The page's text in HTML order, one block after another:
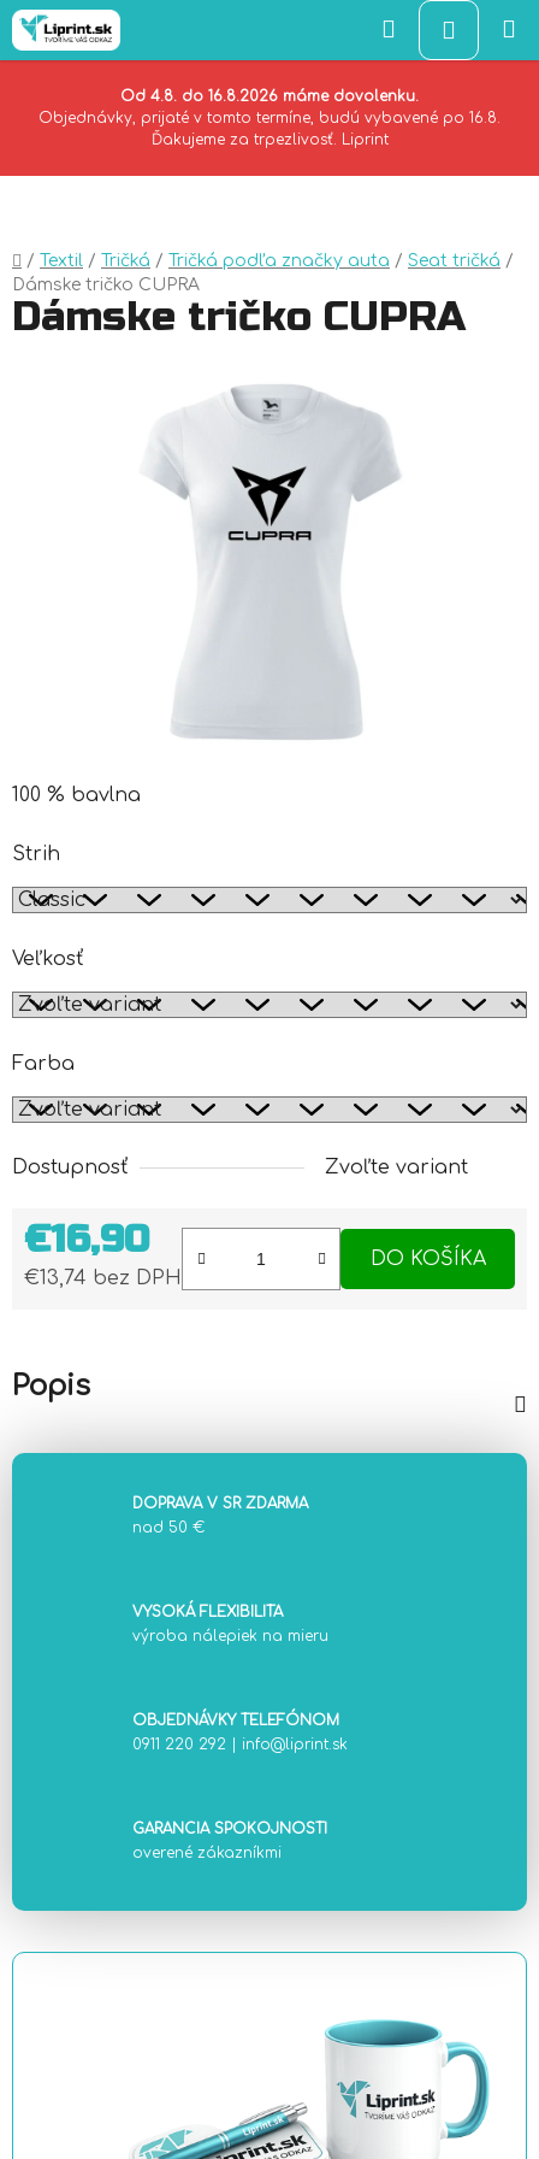
Od 4.8. do 16.8.2026 máme dovolenku.
Objednávky, prijaté v tomto termíne, budú vybavené po 16.8.
Ďakujeme za trpezlivosť. Liprint
Hľadať
KOŠÍK
Domov
/ Textil / Tričká / Tričká podľa značky auta / Seat tričká /
Dámske tričko CUPRA
100 % bavlna
Strih
Veľkosť
Farba
Dostupnosť Zvoľte variant
€16,90
€13,74 bez DPH
DO KOŠÍKA
Dámske tričko CUPRA
Popis
DOPRAVA V SR ZDARMA
nad 50 €
VYSOKÁ FLEXIBILITA
výroba nálepiek na mieru
OBJEDNÁVKY TELEFÓNOM
0911 220 292
info@liprint.sk
GARANCIA SPOKOJNOSTI
overené zákazníkmi